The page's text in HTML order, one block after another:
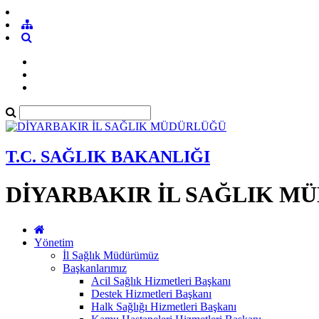
T.C. SAĞLIK BAKANLIĞI
DİYARBAKIR İL SAĞLIK
Yönetim
İl Sağlık Müdürümüz
Başkanlarımız
Acil Sağlık Hizmetleri Başkanı
Destek Hizmetleri Başkanı
Halk Sağlığı Hizmetleri Başkanı